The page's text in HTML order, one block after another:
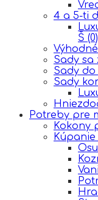
4 a 5-ti
Š (0)
Sady
Sady
Sady
Potreby pre
Kokony
Kúpanie